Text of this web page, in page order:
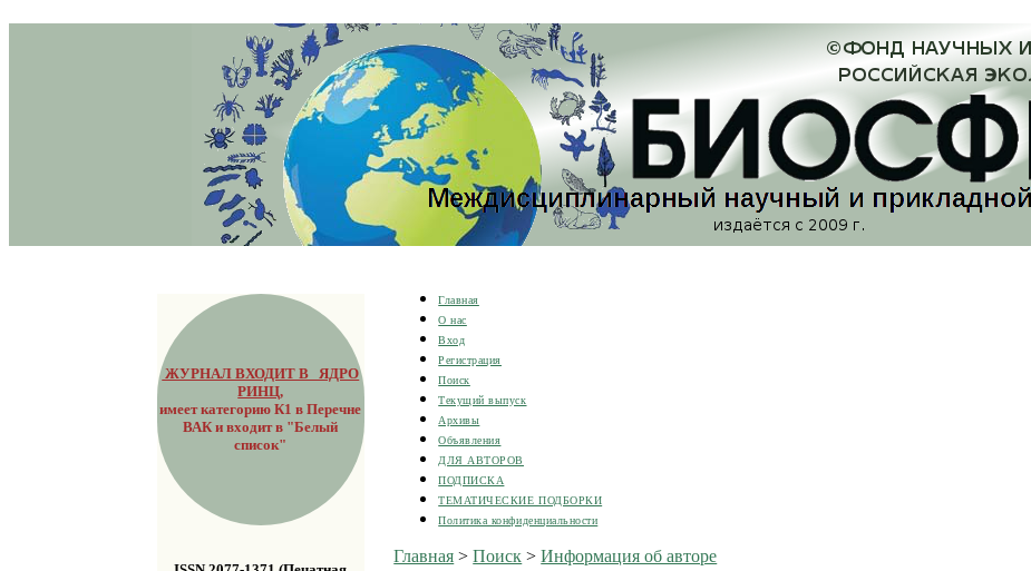
ЖУРНАЛ ВХОДИТ В ЯДРО
РИНЦ,
имеет категорию К1 в Перечне
ВАК и входит в "Белый
список"
Главная
О нас
Вход
Регистрация
Поиск
Текущий выпуск
Архивы
Объявления
ДЛЯ АВТОРОВ
ПОДПИСКА
ТЕМАТИЧЕСКИЕ ПОДБОРКИ
Политика конфиденциальности
Главная >Поиск >Информация об авторе